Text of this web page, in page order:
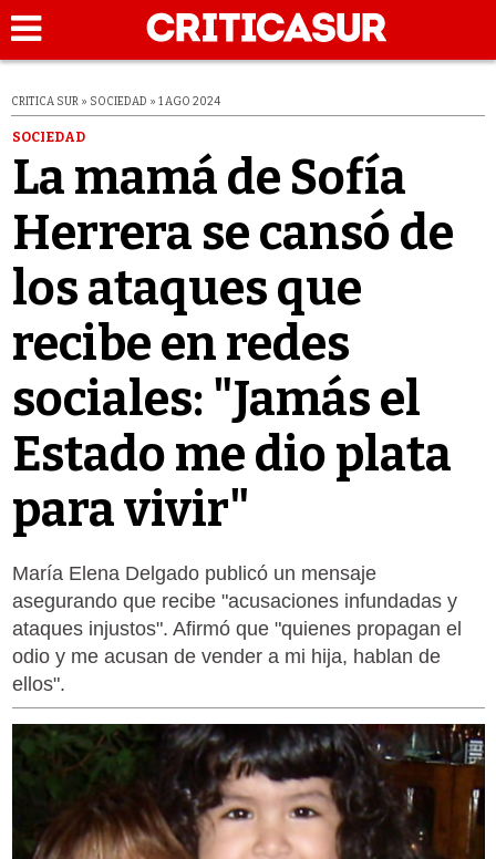
CRITICA SUR » SOCIEDAD » 1 AGO 2024
SOCIEDAD
La mamá de Sofía
Herrera se cansó de
los ataques que
recibe en redes
sociales: "Jamás el
Estado me dio plata
para vivir"
María Elena Delgado publicó un mensaje
asegurando que recibe "acusaciones infundadas y
ataques injustos". Afirmó que "quienes propagan el
odio y me acusan de vender a mi hija, hablan de
ellos".